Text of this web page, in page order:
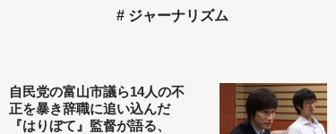
ジャーナリズム
自民党の富山市議ら14人の不
正を暴き辞職に追い込んだ
『はりぼて』監督が語る、